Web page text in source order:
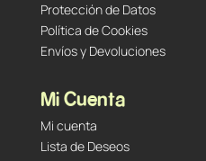
Protección de Datos
Política de Cookies
Envíos y Devoluciones
Mi Cuenta
Mi cuenta
Lista de Deseos